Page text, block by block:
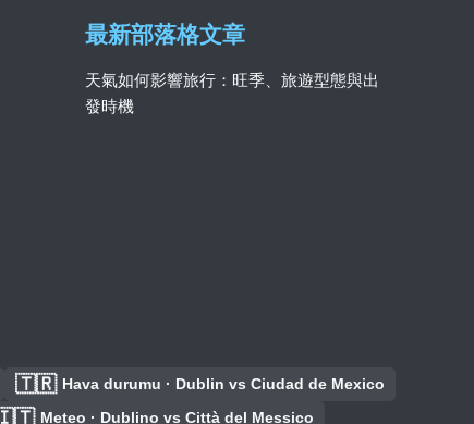
最新部落格文章
天氣如何影響旅行：旺季、旅遊型態與出
發時機
🇹🇷 Hava durumu · Dublin vs Ciudad de Mexico
Meteo · Dublino vs Città del Messico